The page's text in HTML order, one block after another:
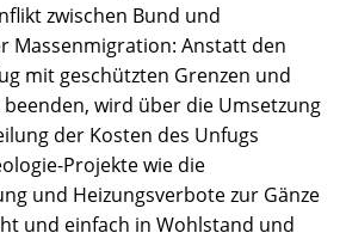
zwischen Bund und
Massenmigration: Anstatt den
mit geschützten Grenzen und
wird über die Umsetzung
der Kosten des Unfugs
Projekte wie die
und Heizungsverbote zur Gänze
und einfach in Wohlstand und